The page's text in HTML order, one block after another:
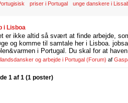
priser i Portugal unge danskere i
i Lisboa
er ikke altid så svært at finde arbejde,
og komme til samtale her i Lisboa.
i Portugal. Du skal for at
og arbejde i Portugal (Forum) af
1 af 1 (1 poster)